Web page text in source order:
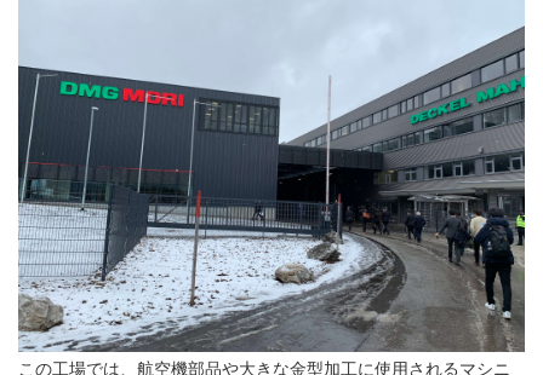
この工場では、航空機部品や大きな金型加工に使用されるマシニ